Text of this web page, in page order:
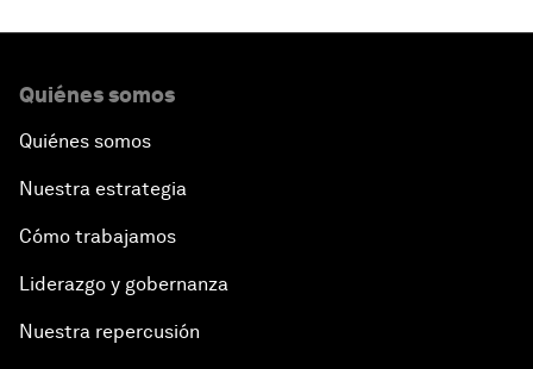
Quiénes somos
Quiénes somos
Nuestra estrategia
Cómo trabajamos
Liderazgo y gobernanza
Nuestra repercusión